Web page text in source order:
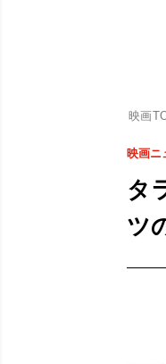
映画
映画ニ
タ
ツ